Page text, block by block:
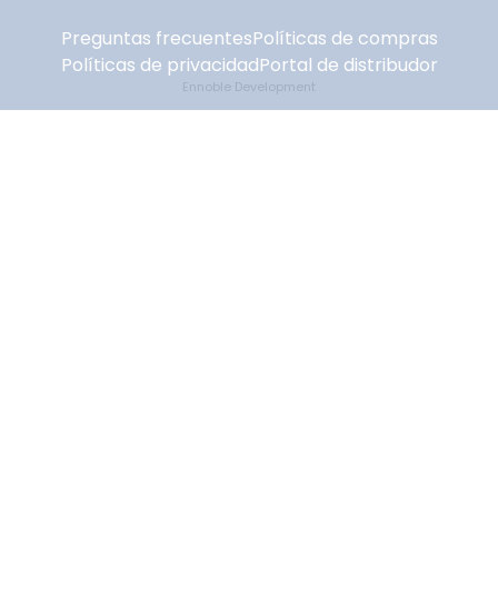
Preguntas frecuentesPolíticas de compras
Políticas de privacidadPortal de distribudor
Ennoble Development